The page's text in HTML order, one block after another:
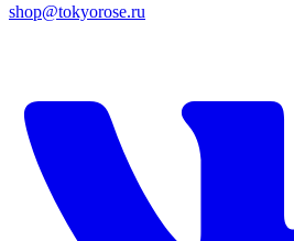
shop@tokyorose.ru